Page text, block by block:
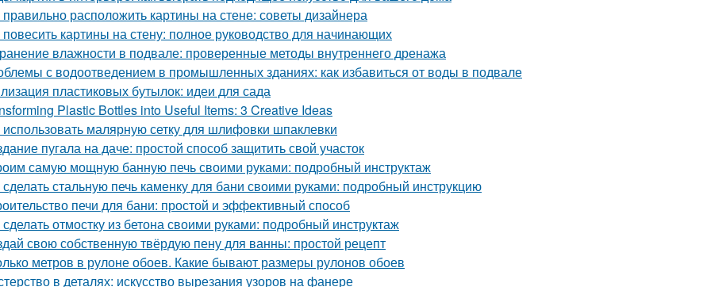
правильно расположить картины на стене: советы дизайнера
повесить картины на стену: полное руководство для начинающих
влажности в подвале: проверенные методы внутреннего дренажа
с водоотведением в промышленных зданиях: как избавиться от воды в подвале
пластиковых бутылок: идеи для сада
Plastic Bottles into Useful Items: 3 Creative Ideas
использовать малярную сетку для шлифовки шпаклевки
пугала на даче: простой способ защитить свой участок
самую мощную банную печь своими руками: подробный инструктаж
сделать стальную печь каменку для бани своими руками: подробный инструкцию
печи для бани: простой и эффективный способ
сделать отмостку из бетона своими руками: подробный инструктаж
свою собственную твёрдую пену для ванны: простой рецепт
метров в рулоне обоев. Какие бывают размеры рулонов обоев
в деталях: искусство вырезания узоров на фанере